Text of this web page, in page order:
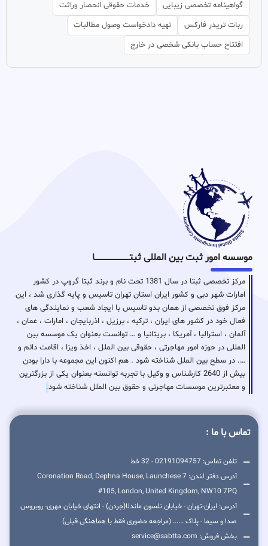
گواهینامه تخصصی زیبایی
خدمات حقوقی انحصار وراثت
ربات تریدر فارکس
تهیه دادخواست وصول مطالبات
افتتاح حساب بانکی شخصی در خارج
موسسه امور ثبت بین المللی ثبتـــــــــــــــــــــــــــــا
مرکز تخصصی ثبتا در سال 1381 تحت نام و برند ثبتا گروپ در کشور
امارات شهر دبی و کشور ایران استان تهران تاسیس و پایه گذاری شد ، این
مرکز فوق تخصصی از همان بدو تاسیس با ایجاد شعب و نمایندگی های
فعال خود در کشور های ایران ، ترکیه ، برزیل ، اذربایجان ، امارات ، عمان ،
آلمان ، استرالیا ، آمریکا ، بریتانیا و … توانست بعنوان یک موسسه بین
المللی در حوزه امور مهاجرتی ، حقوقی بین الملل ، اخذ ویزا ، اقامت دائم و
…. در سطح بین الملل شناخته شود . هم اکنون این مجموعه با دارا بودن
بیش از 2640 کارشناس و وکیل با تجربه توانسته بعنوان یکی از بزرگترین
و معتبرترین موسسات مهاجرتی و حقوق بین الملل شناخته شود.
تماس با ما :
تلفن تماس: 02191094757 - 32 خط
آدرس دفتر لندن: 7 Coronation Road, Dephna House, Launchese
#105, London, United Kingdom, NW10 7PQ
آدرس: ایران-تهران - خیابان نلسون ماندلا(جردن) - انتهای خیابان مهری- روبروس
صدا و سیما - پلاک ...... (مراجعه حضوری فقط با هماهنگی قبلی)
بخش فروش: service@sabtta.com